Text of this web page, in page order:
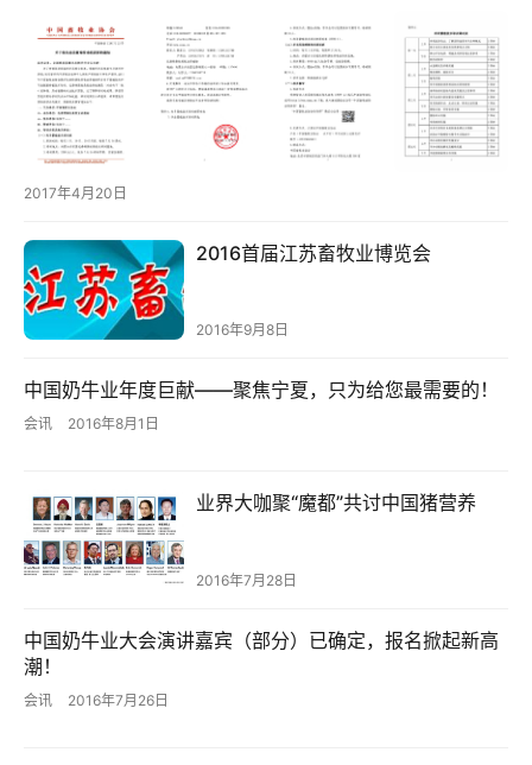
于
我
们
会
讯
登录
2017年4月20日
2016首届江苏畜牧业博览会
2016年9月8日
中国奶牛业年度巨献——聚焦宁夏，只为给您最需要的！
会讯 2016年8月1日
业界大咖聚“魔都”共讨中国猪营养
2016年7月28日
中国奶牛业大会演讲嘉宾（部分）已确定，报名掀起新高
潮！
会讯 2016年7月26日